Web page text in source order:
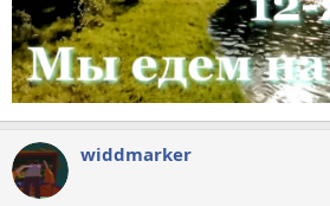
widdmarker